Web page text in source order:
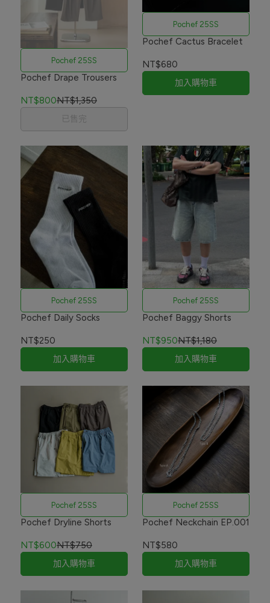
Pochef 25SS
Pochef Drape Trousers
NT$800NT$1,350
已售完
Pochef 25SS
Pochef Cactus Bracelet
NT$680
加入購物車
Pochef 25SS
Pochef Daily Socks
NT$250
加入購物車
Pochef 25SS
Pochef Baggy Shorts
NT$950NT$1,180
加入購物車
Pochef 25SS
Pochef Dryline Shorts
NT$600NT$750
加入購物車
Pochef 25SS
Pochef Neckchain EP.001
NT$580
加入購物車